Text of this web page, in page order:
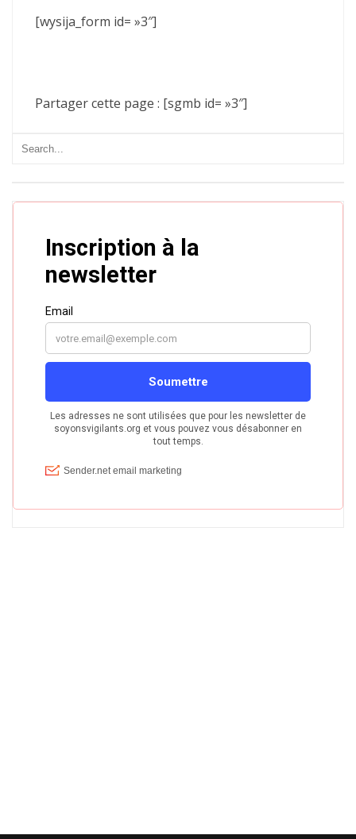
[wysija_form id= »3″]
Partager cette page : [sgmb id= »3″]